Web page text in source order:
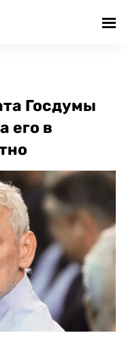
Госдумы
его в